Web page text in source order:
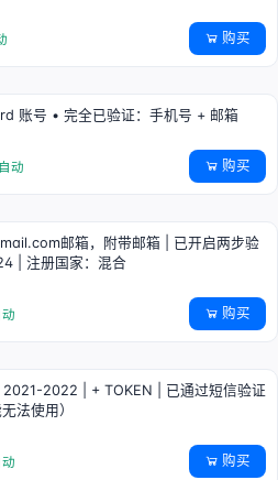
购买
账号 • 完全已验证：手机号 + 邮箱
自动 购买
邮箱，附带邮箱 | 已开启两步验
| 注册国家：混合
购买
2021-2022 | + TOKEN | 已通过短信验证
法使用）
购买